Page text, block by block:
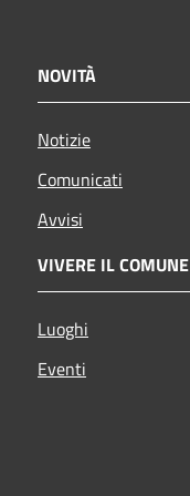
NOVITÀ
Notizie
Comunicati
Avvisi
VIVERE IL COMUNE
Luoghi
Eventi